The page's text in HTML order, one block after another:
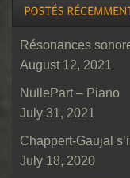
Résonances
August 12, 2021
NullePart – Piano
July 31, 2021
Chappert-Gaujal
July 18, 2020